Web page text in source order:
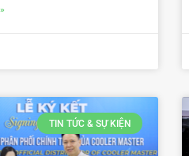
TIN TỨC & SỰ KIỆN